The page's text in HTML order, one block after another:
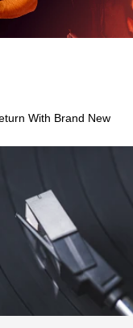
With Brand New